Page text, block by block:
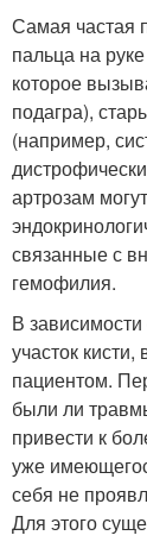
Самая частая
пальца на
которое
подагра),
(например,
артрозам
связанные с
гемофилия.
В зависимости
участок
пациентом.
были ли
привести к
уже
себя не
Для этого